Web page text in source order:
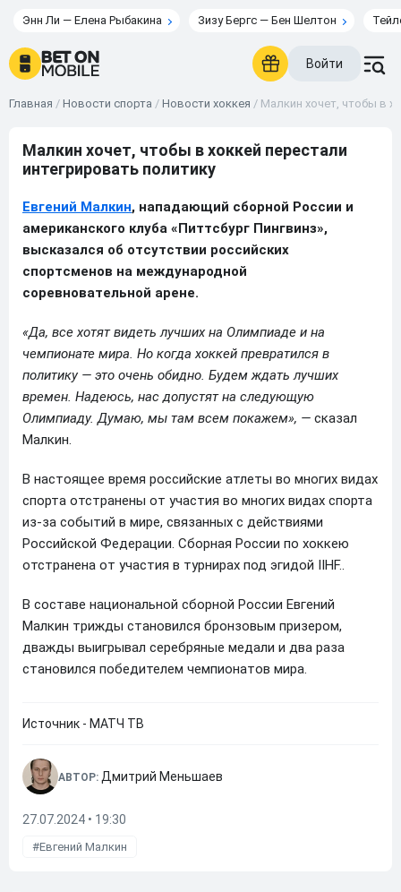
Энн Ли — Елена Рыбакина Зизу Бергс — Бен Шелтон
Войти
Главная / Новости спорта / Новости хоккея / Малкин хочет, чтобы в
Малкин хочет, чтобы в хоккей перестали
интегрировать политику
Евгений Малкин, нападающий сборной России и
американского клуба «Питтсбург Пингвинз»,
высказался об отсутствии российских
спортсменов на международной
соревновательной арене.
«Да, все хотят видеть лучших на Олимпиаде и на
чемпионате мира. Но когда хоккей превратился в
политику — это очень обидно. Будем ждать лучших
времен. Надеюсь, нас допустят на следующую
Олимпиаду. Думаю, мы там всем покажем», — сказал
Малкин.
В настоящее время российские атлеты во многих видах
спорта отстранены от участия во многих видах спорта
из-за событий в мире, связанных с действиями
Российской Федерации. Сборная России по хоккею
отстранена от участия в турнирах под эгидой IIHF..
В составе национальной сборной России Евгений
Малкин трижды становился бронзовым призером,
дважды выигрывал серебряные медали и два раза
становился победителем чемпионатов мира.
Источник - МАТЧ ТВ
АВТОР: Дмитрий Меньшаев
27.07.2024 • 19:30
Евгений Малкин